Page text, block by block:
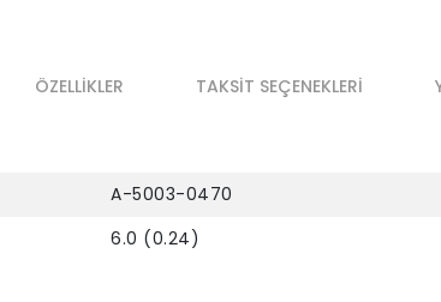
ÖZELLIKLER TAKSIT SEÇENEKLERI
A-5003-0470
6.0 (0.24)